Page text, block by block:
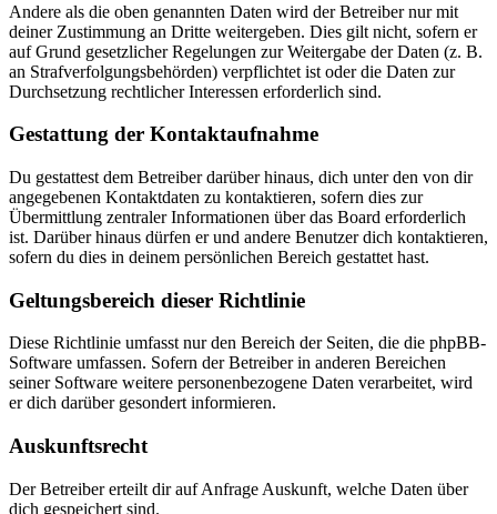
Andere als die oben genannten Daten wird der Betreiber nur mit
deiner Zustimmung an Dritte weitergeben. Dies gilt nicht, sofern er
auf Grund gesetzlicher Regelungen zur Weitergabe der Daten (z. B.
an Strafverfolgungsbehörden) verpflichtet ist oder die Daten zur
Durchsetzung rechtlicher Interessen erforderlich sind.
Gestattung der Kontaktaufnahme
Du gestattest dem Betreiber darüber hinaus, dich unter den von dir
angegebenen Kontaktdaten zu kontaktieren, sofern dies zur
Übermittlung zentraler Informationen über das Board erforderlich
ist. Darüber hinaus dürfen er und andere Benutzer dich kontaktieren,
sofern du dies in deinem persönlichen Bereich gestattet hast.
Geltungsbereich dieser Richtlinie
Diese Richtlinie umfasst nur den Bereich der Seiten, die die phpBB-
Software umfassen. Sofern der Betreiber in anderen Bereichen
seiner Software weitere personenbezogene Daten verarbeitet, wird
er dich darüber gesondert informieren.
Auskunftsrecht
Der Betreiber erteilt dir auf Anfrage Auskunft, welche Daten über
dich gespeichert sind.